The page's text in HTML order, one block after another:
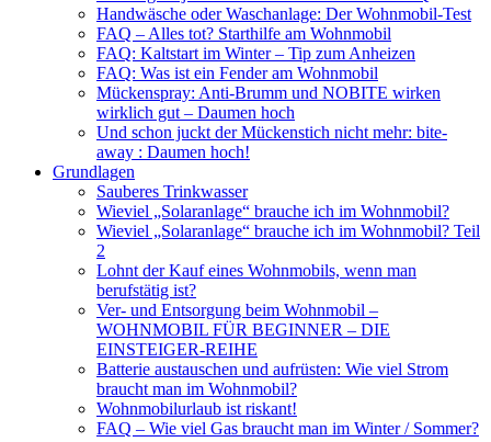
Handwäsche oder Waschanlage: Der Wohnmobil-Test
FAQ – Alles tot? Starthilfe am Wohnmobil
FAQ: Kaltstart im Winter – Tip zum Anheizen
FAQ: Was ist ein Fender am Wohnmobil
Mückenspray: Anti-Brumm und NOBITE wirken
wirklich gut – Daumen hoch
Und schon juckt der Mückenstich nicht mehr: bite-
away : Daumen hoch!
Grundlagen
Sauberes Trinkwasser
Wieviel „Solaranlage“ brauche ich im Wohnmobil?
Wieviel „Solaranlage“ brauche ich im Wohnmobil? Teil
2
Lohnt der Kauf eines Wohnmobils, wenn man
berufstätig ist?
Ver- und Entsorgung beim Wohnmobil –
WOHNMOBIL FÜR BEGINNER – DIE
EINSTEIGER-REIHE
Batterie austauschen und aufrüsten: Wie viel Strom
braucht man im Wohnmobil?
Wohnmobilurlaub ist riskant!
FAQ – Wie viel Gas braucht man im Winter / Sommer?